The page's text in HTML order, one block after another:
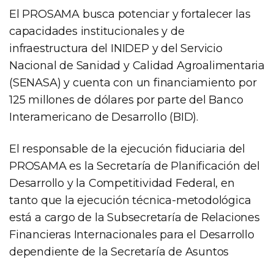
El PROSAMA busca potenciar y fortalecer las
capacidades institucionales y de
infraestructura del INIDEP y del Servicio
Nacional de Sanidad y Calidad Agroalimentaria
(SENASA) y cuenta con un financiamiento por
125 millones de dólares por parte del Banco
Interamericano de Desarrollo (BID).
El responsable de la ejecución fiduciaria del
PROSAMA es la Secretaría de Planificación del
Desarrollo y la Competitividad Federal, en
tanto que la ejecución técnica-metodológica
está a cargo de la Subsecretaría de Relaciones
Financieras Internacionales para el Desarrollo
dependiente de la Secretaría de Asuntos